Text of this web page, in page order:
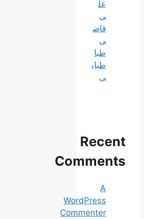
عل
ی
قاض
ی
طبا
طبای
ی
Recent
Comments
A
WordPress
Commenter